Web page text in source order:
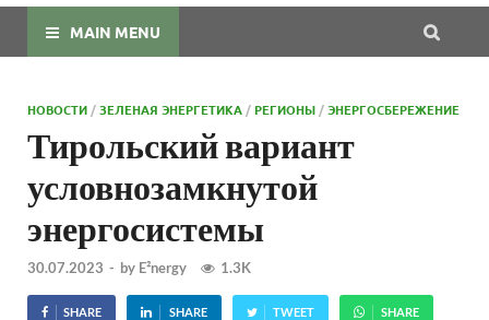
MAIN MENU
НОВОСТИ /ЗЕЛЕНАЯ ЭНЕРГЕТИКА /РЕГИОНЫ /ЭНЕРГОСБЕРЕЖЕНИЕ
Тирольский вариант
условнозамкнутой
энергосистемы
30.07.2023 - by E²nergy 1.3K
SHARE SHARE TWEET SHARE